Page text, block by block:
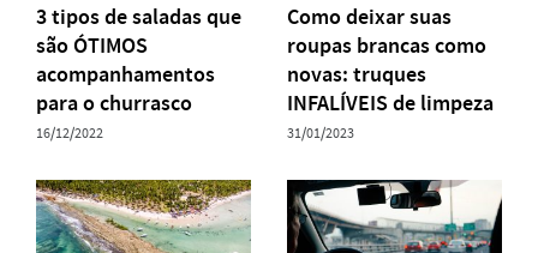
3 tipos de saladas que
são ÓTIMOS
acompanhamentos
para o churrasco
16/12/2022
Como deixar suas
roupas brancas como
novas: truques
INFALÍVEIS de limpeza
31/01/2023